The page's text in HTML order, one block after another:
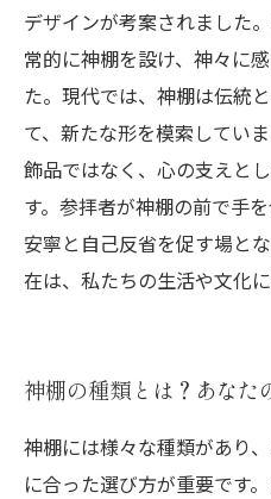
デザインが考案されました
常的に神棚を設け、神々に
た。現代では、神棚は伝統
て、新たな形を模索してい
飾品ではなく、心の支えと
す。参拝者が神棚の前で手
安寧と自己反省を促す場と
在は、私たちの生活や文化
神棚の種類とは？あなた
神棚には様々な種類があり
に合った選び方が重要です